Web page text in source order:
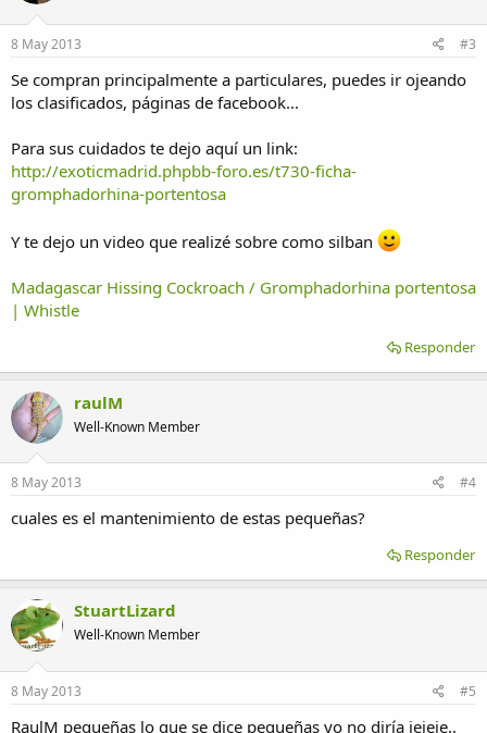
8 May 2013 #3
Se compran principalmente a particulares, puedes ir ojeando
los clasificados, páginas de facebook...
Para sus cuidados te dejo aquí un link:
http://exoticmadrid.phpbb-foro.es/t730-ficha-
gromphadorhina-portentosa
Y te dejo un video que realizé sobre como silban
Madagascar Hissing Cockroach / Gromphadorhina portentosa
| Whistle
Responder
raulM
Well-Known Member
8 May 2013 #4
cuales es el mantenimiento de estas pequeñas?
Responder
StuartLizard
Well-Known Member
8 May 2013 #5
RaulM pequeñas lo que se dice pequeñas yo no diría jejeje..